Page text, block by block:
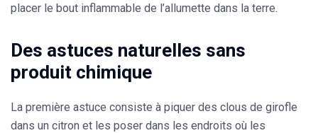
placer le bout inflammable de l’allumette dans la terre.
Des astuces naturelles sans
produit chimique
La première astuce consiste à piquer des clous de girofle
dans un citron et les poser dans les endroits où les